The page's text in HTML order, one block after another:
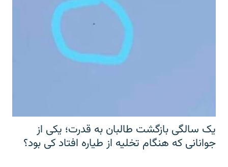
یک سالگی بازگشت طالبان به قدرت؛ یکی از
جوانانی که هنگام تخلیه از طیاره افتاد کی بود؟